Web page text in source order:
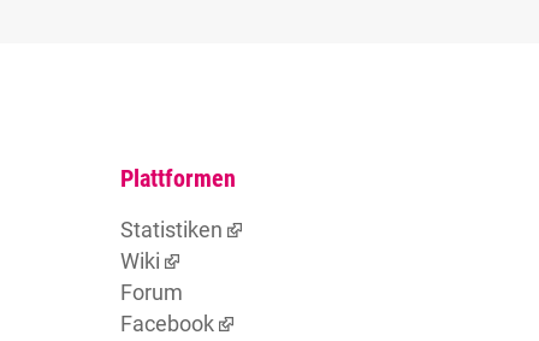
Plattformen
Statistiken
Wiki
Forum
Facebook